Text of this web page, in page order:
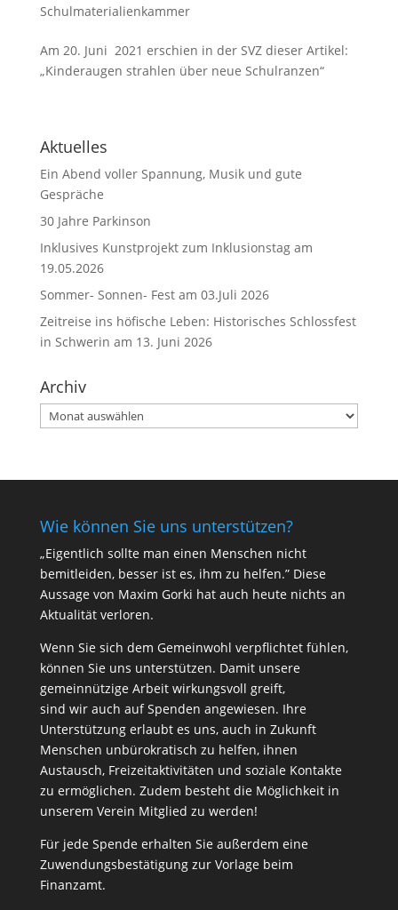
Schulmaterialienkammer
Am 20. Juni 2021 erschien in der SVZ dieser Artikel:
„Kinderaugen strahlen über neue Schulranzen“
Aktuelles
Ein Abend voller Spannung, Musik und gute
Gespräche
30 Jahre Parkinson
Inklusives Kunstprojekt zum Inklusionstag am
19.05.2026
Sommer- Sonnen- Fest am 03.Juli 2026
Zeitreise ins höfische Leben: Historisches Schlossfest
in Schwerin am 13. Juni 2026
Archiv
Archiv
Wie können Sie uns unterstützen?
„Eigentlich sollte man einen Menschen nicht
bemitleiden, besser ist es, ihm zu helfen.” Diese
Aussage von Maxim Gorki hat auch heute nichts an
Aktualität verloren.
Wenn Sie sich dem Gemeinwohl verpflichtet fühlen,
können Sie uns unterstützen. Damit unsere
gemeinnützige Arbeit wirkungsvoll greift,
sind wir auch auf Spenden angewiesen. Ihre
Unterstützung erlaubt es uns, auch in Zukunft
Menschen unbürokratisch zu helfen, ihnen
Austausch, Freizeitaktivitäten und soziale Kontakte
zu ermöglichen. Zudem besteht die Möglichkeit in
unserem Verein Mitglied zu werden!
Für jede Spende erhalten Sie außerdem eine
Zuwendungsbestätigung zur Vorlage beim
Finanzamt.